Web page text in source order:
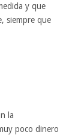
y que
siempre que
la
poco dinero